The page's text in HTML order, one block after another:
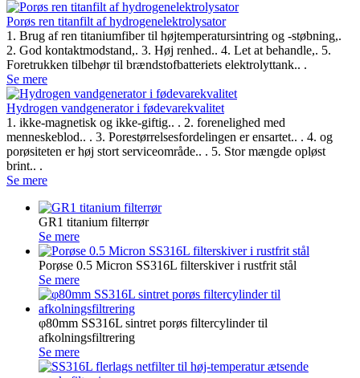
Porøs ren titanfilt af hydrogenelektrolysator
1. Brug af ren titaniumfiber til højtemperatursintring og -støbning,.
2. God kontaktmodstand,. 3. Høj renhed.. 4. Let at behandle,. 5.
Foretrukken tilbehør til brændstofbatteriets elektrolyttank.. .
Se mere
Hydrogen vandgenerator i fødevarekvalitet
1. ikke-magnetisk og ikke-giftig.. . 2. forenelighed med
menneskeblod.. . 3. Porestørrelsesfordelingen er ensartet.. . 4. og
porøsiteten er høj stort serviceområde.. . 5. Stor mængde opløst
brint.. .
Se mere
GR1 titanium filterrør
Se mere
Porøse 0.5 Micron SS316L filterskiver i rustfrit stål
Se mere
φ80mm SS316L sintret porøs filtercylinder til
afkolningsfiltrering
Se mere